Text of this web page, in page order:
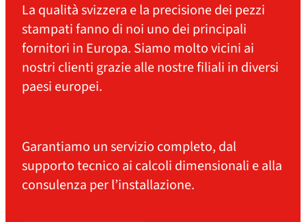
La qualità svizzera e la precisione dei pezzi
stampati fanno di noi uno dei principali
fornitori in Europa. Siamo molto vicini ai
nostri clienti grazie alle nostre filiali in diversi
paesi europei.
Garantiamo un servizio completo, dal
supporto tecnico ai calcoli dimensionali e alla
consulenza per l’installazione.